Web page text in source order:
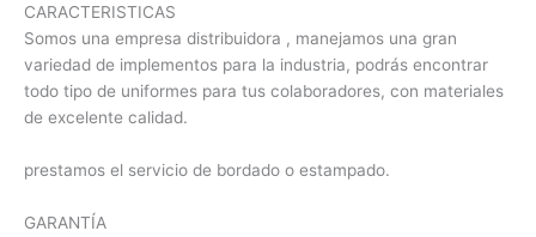
CARACTERISTICAS
Somos una empresa distribuidora , manejamos una gran
variedad de implementos para la industria, podrás encontrar
todo tipo de uniformes para tus colaboradores, con materiales
de excelente calidad.
prestamos el servicio de bordado o estampado.
GARANTÍA